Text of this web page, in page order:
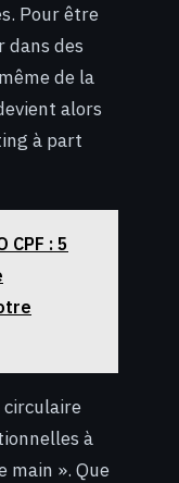
Pour être
dans des
de la
alors
à part
CPF : 5
circulaire
à
main ». Que